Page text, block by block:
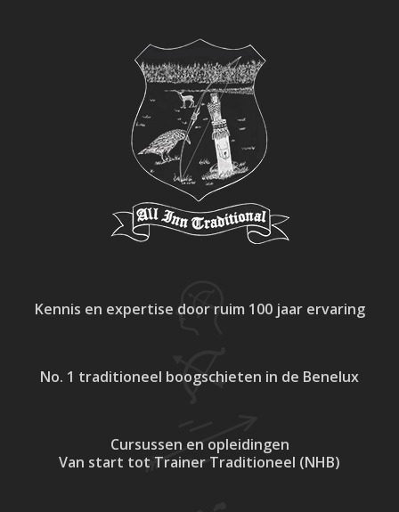
Kennis en expertise door ruim 100 jaar ervaring
No. 1 traditioneel boogschieten in de Benelux
Cursussen en opleidingen
Van start tot Trainer Traditioneel (NHB)